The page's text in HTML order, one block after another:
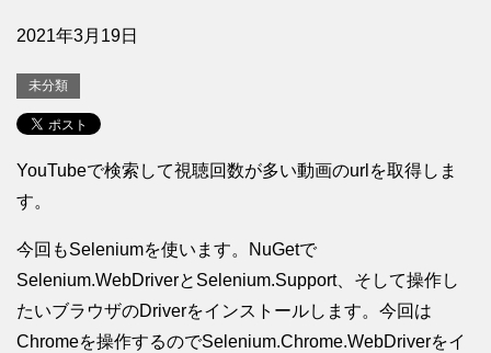
2021年3月19日
未分類
YouTubeで検索して視聴回数が多い動画のurlを取得しま
す。
今回もSeleniumを使います。NuGetで
Selenium.WebDriverとSelenium.Support、そして操作し
たいブラウザのDriverをインストールします。今回は
Chromeを操作するのでSelenium.Chrome.WebDriverをイ